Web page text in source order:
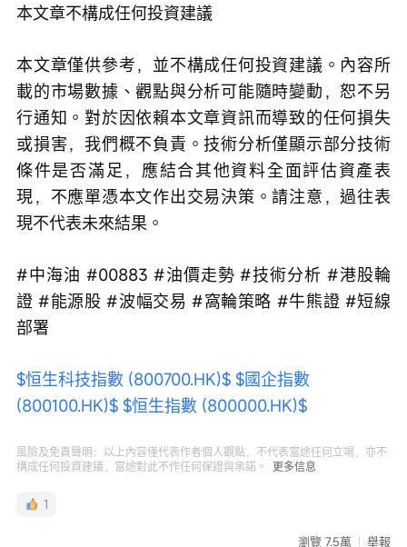
本文章不構成任何投資建議
本文章僅供參考，並不構成任何投資建議。內容所
載的市場數據、觀點與分析可能隨時變動，恕不另
行通知。對於因依賴本文章資訊而導致的任何損失
或損害，我們概不負責。技術分析僅顯示部分技術
條件是否滿足，應結合其他資料全面評估資產表
現，不應單憑本文作出交易決策。請注意，過往表
現不代表未來結果。
#中海油 #00883 #油價走勢 #技術分析 #港股輪
證 #能源股 #波幅交易 #窩輪策略 #牛熊證 #短線
部署
$恒生科技指數 (800700.HK)$ $國企指數
(800100.HK)$ $恒生指數 (800000.HK)$
風險及免責聲明：以上內容僅代表作者個人觀點，不代表富途任何立場，亦不
構成任何投資建議，富途對此不作任何保證與承諾。
更多信息
1
瀏覽 7.5萬 舉報